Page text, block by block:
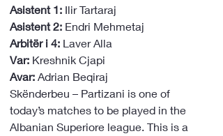
Asistent 1: Ilir Tartaraj
Asistent 2: Endri Mehmetaj
Arbitër i 4: Laver Alla
Var: Kreshnik Cjapi
Avar: Adrian Beqiraj
Skënderbeu – Partizani is one of
today’s matches to be played in the
Albanian Superiore league. This is a